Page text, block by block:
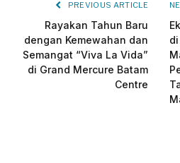
PREVIOUS ARTICLE
Rayakan Tahun Baru
dengan Kemewahan dan
Semangat “Viva La Vida”
di Grand Mercure Batam
Centre